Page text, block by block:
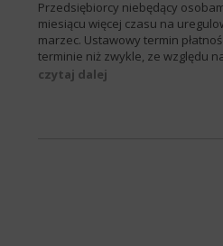
Przedsiębiorcy niebędący
miesiącu więcej czasu na
marzec. Ustawowy termin
terminie niż zwykle, ze względu
czytaj dalej